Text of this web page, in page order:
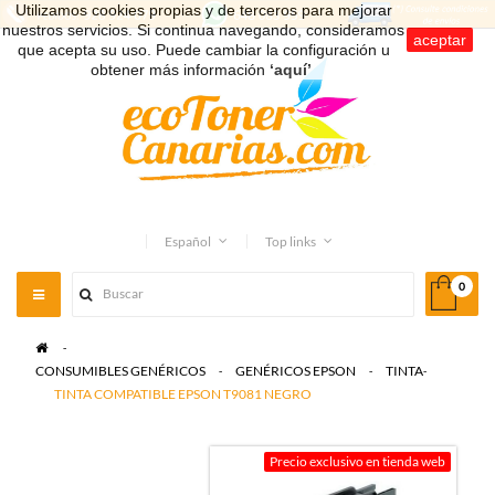
Utilizamos cookies propias y de terceros para mejorar
nuestros servicios. Si continua navegando, consideramos
que acepta su uso. Puede cambiar la configuración u
obtener más información ‘aquí’.
aceptar
Español Top links
0
Toggle
navigation
>
CONSUMIBLES GENÉRICOS
> GENÉRICOS EPSON >
TINTA
TINTA COMPATIBLE EPSON T9081 NEGRO
Precio exclusivo en tienda web